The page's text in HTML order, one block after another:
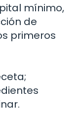
mínimo,
de
primeros